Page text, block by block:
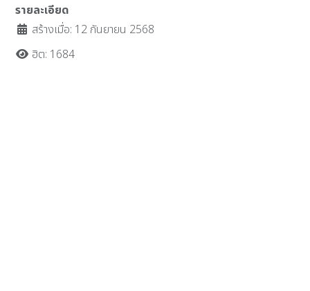
รายละเอียด
สร้างเมื่อ: 12 กันยายน 2568
ฮิต: 1684